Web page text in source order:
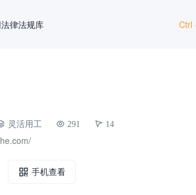
律法规库
Ctrl
灵活用工 291 14
手机查看